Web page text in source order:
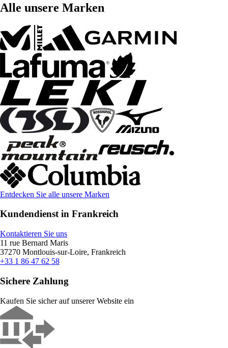
Alle unsere Marken
Entdecken Sie alle unsere Marken
Kundendienst in Frankreich
Kontaktieren Sie uns
11 rue Bernard Maris
37270 Montlouis-sur-Loire, Frankreich
+33 1 86 47 62 58
Sichere Zahlung
Kaufen Sie sicher auf unserer Website ein